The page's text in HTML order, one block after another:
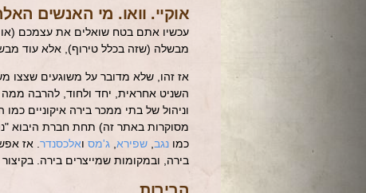
אוקיי. וואו. מי האנשים
עכשיו אתם בטח שואלים את עצמכם
מבשלה (שזה בכלל טירוף), אלא עוד
אז זהו, שלא מדובר על משוגעים שצצו
השניט אחראית, יחד ולחוד, להרבה
וניהול של בתי ממכר בירה איקוניים
מסוקרות באתר זה) תחת חברת היבוא
כמו נגב שפירא ג'מס ואלכסנדר . אז
בירה, ובמקומות שמייצרים בירה.